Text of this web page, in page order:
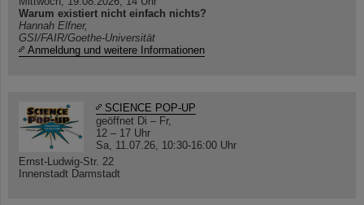
Warum existiert nicht einfach nichts?
Hannah Elfner,
GSI/FAIR/Goethe-Universität
Anmeldung und weitere Informationen
SCIENCE POP-UP
geöffnet Di – Fr,
12 – 17 Uhr
Sa, 11.07.26, 10:30-16:00 Uhr
Ernst-Ludwig-Str. 22
Innenstadt Darmstadt